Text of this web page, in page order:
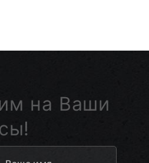
на Ваши